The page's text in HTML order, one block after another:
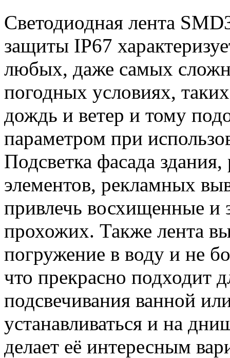
Светодиодная лента
защиты IP67
любых, даже самых
погодных условиях,
дождь и ветер и тому
параметром при
Подсветка фасада
элементов, рекламных
привлечь восхищенные и
прохожих. Также лента
погружение в воду и не
что прекрасно подходит
подсвечивания ванной
устанавливаться и на
делает её интересным